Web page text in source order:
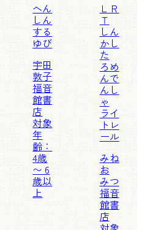
へん
しん
する
ゆび
宇田
敦子
福音
館書
店
対象
年
齢：
4歳
〜 6
歳以
上
ＬＲ
Ｔ
しん
かし
た
ろめ
んで
んし
ゃ
ライ
トレ
ール
みね
お
みつ
福音
館書
店